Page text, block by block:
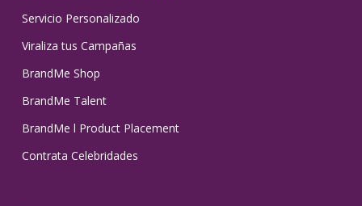
Servicio Personalizado
Viraliza tus Campañas
BrandMe Shop
BrandMe Talent
BrandMe l Product Placement
Contrata Celebridades